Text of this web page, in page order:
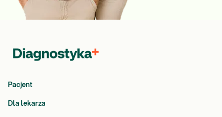
Pacjent
Dla lekarza